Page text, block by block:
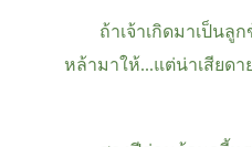
ถ้าเจ้าเกิดมาเป็นลู
หล้ามาให้...แต่น่าเสียดา